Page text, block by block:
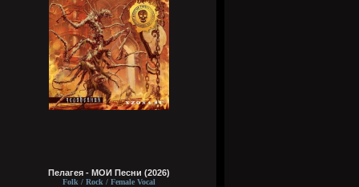
Пелагея - МОИ Песни (2026)
Folk / Rock / Female Vocal